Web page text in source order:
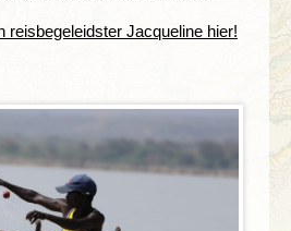
reisbegeleidster Jacqueline hier!